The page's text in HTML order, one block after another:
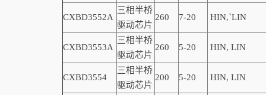
CXBD3552A
三相半桥
驱动芯片
260 7-20 HIN,`LIN
CXBD3553A
三相半桥
驱动芯片
260 5-20 HIN, LIN
CXBD3554
三相半桥
驱动芯片
200 5-20 HIN, LIN